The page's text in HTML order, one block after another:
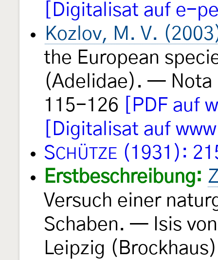
[Digitalisat auf e-
Kozlov, M. V.
the European
(Adelidae). —
115-126
[PDF auf
[Digitalisat auf
SCHÜTZE (1931):
Erstbeschreibung:
Versuch einer
Schaben. — Isis
Leipzig